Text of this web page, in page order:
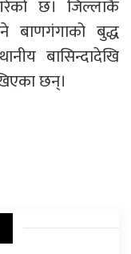
छ। जिल्लाकै
बाणगंगाको बुद्ध
बासिन्दादेखि
छन्।